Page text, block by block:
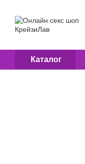
Каталог